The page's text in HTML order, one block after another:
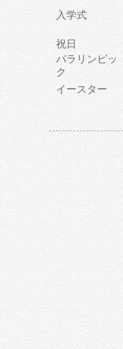
入学式
祝日
パラリンピッ
ク
イースター